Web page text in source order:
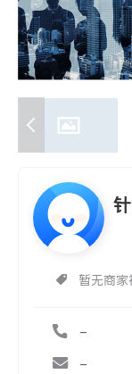
暂无商家
-
-